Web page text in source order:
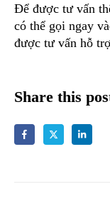
Để được tư vấn
có thể gọi ngay
được tư vấn hỗ
Share this